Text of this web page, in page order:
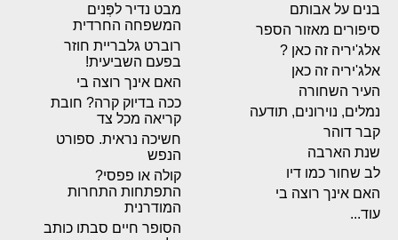
בנים על אבותם
סיפורים מאזור הספר
אלג'יריה זה כאן ?
אלג'יריה זה כאן
העיר השחורה
נמלים, נוירונים, תודעה
קבר דוהר
שנת הארבה
לב שחור כמו דיו
האם אינך רוצה בי
עוד...
מבט נדיר לפְּנים
המשפחה החרדית
רוברט גלבריית חוזר
בפעם השביעית!
האם אינך רוצה בי
ככה בדיוק קרה? חובת
קריאה מכל צד
חשיכה נראית. ספורט
הנפש
קולה או פפסי?
התפתחות התחרות
המודרנית
הסופר חיים סבתו כותב